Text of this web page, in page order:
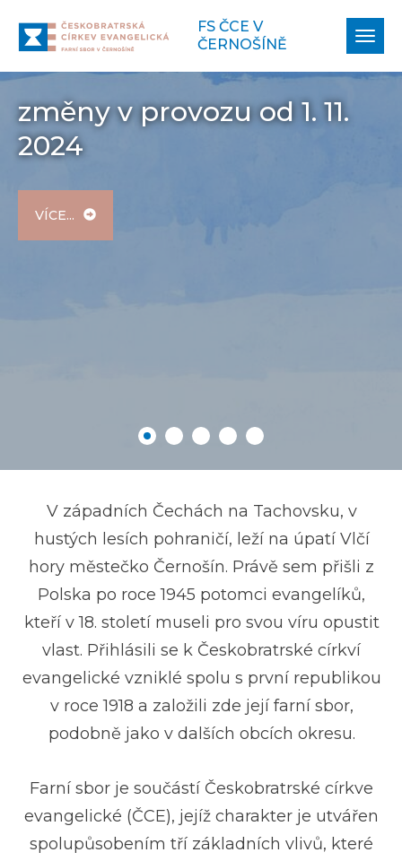
FS ČCE V
ČERNOŠÍNĚ
změny v provozu od 1. 11.
2024
VÍCE...
V západních Čechách na Tachovsku, v
hustých lesích pohraničí, leží na úpatí Vlčí
hory městečko Černošín. Právě sem přišli z
Polska po roce 1945 potomci evangelíků,
kteří v 18. století museli pro svou víru opustit
vlast. Přihlásili se k Českobratrské církví
evangelické vzniklé spolu s první republikou
v roce 1918 a založili zde její farní sbor,
podobně jako v dalších obcích okresu.
Farní sbor je součástí Českobratrské církve
evangelické (ČCE), jejíž charakter je utvářen
spolupůsobením tří základních vlivů, které